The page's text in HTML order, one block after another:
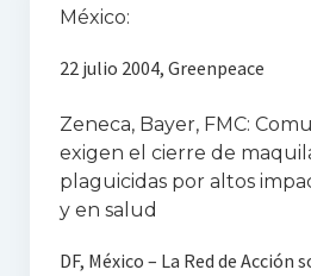
Impressum
México:
22 julio 2004, Greenpeace
Zeneca, Bayer, FMC:
exigen el cierre de
plaguicidas por altos
y en salud
DF, México – La Red de Acción